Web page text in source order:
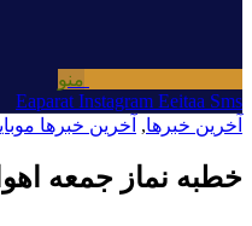
منو
Eaparat Instagram Eeitaa Sms
آخرین خبرها, آخرین خبرها
خطبه نماز جمعه اهواز – ۱۱